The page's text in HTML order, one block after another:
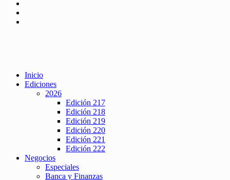
Inicio
Ediciones
2026
Edición 217
Edición 218
Edición 219
Edición 220
Edición 221
Edición 222
Negocios
Especiales
Banca y Finanzas